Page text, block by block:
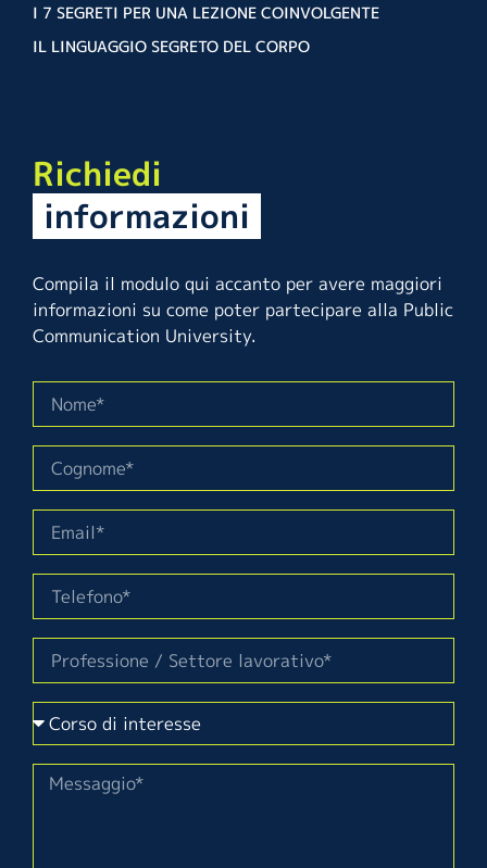
I 7 SEGRETI PER UNA LEZIONE COINVOLGENTE
IL LINGUAGGIO SEGRETO DEL CORPO
Richiedi
informazioni
Compila il modulo qui accanto per avere maggiori
informazioni su come poter partecipare alla Public
Communication University.